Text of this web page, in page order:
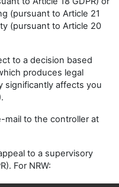
(pursuant to Article 21
(pursuant to Article 20
to a decision based
produces legal
significantly affects you
mail to the controller at
to a supervisory
For NRW: